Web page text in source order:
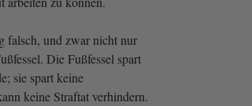
falsch, und zwar nicht nur
Die Fußfessel spart
sie spart keine
keine Straftat verhindern.